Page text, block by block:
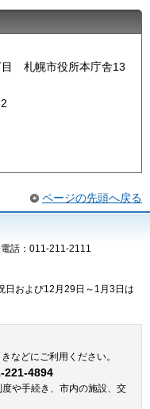
目 札幌市役所本庁舎13
ページの先頭へ戻る
話：011-211-2111
日および12月29日～1月3日は
などにご利用ください。
221-4894
や手続き、市内の施設、交